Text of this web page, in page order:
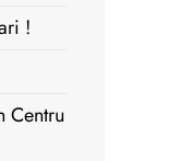
!
Centru